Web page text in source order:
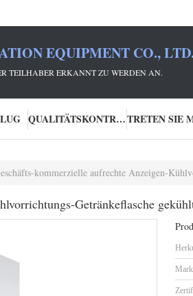
EQUIPMENT CO., LTD.
TEILHABER ERKANNT ZU WERDEN AN.
QUALITÄTSKONTROLLE
kommerzielle aufrechte Anzeigen-
Getränkeflasche